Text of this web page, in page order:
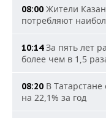
08:00 Жители
потребляют
10:14За пять лет
более чем в 1,5
08:20 В
на 22,1% за год